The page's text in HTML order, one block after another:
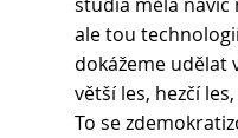
ale tou
dokážeme udělat
větší les, hezčí
To se